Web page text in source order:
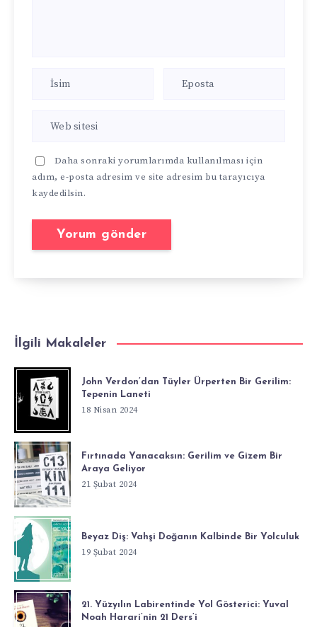
Daha sonraki yorumlarımda kullanılması için
adım, e-posta adresim ve site adresim bu tarayıcıya
kaydedilsin.
İlgili Makaleler
John Verdon’dan Tüyler Ürperten Bir Gerilim:
Tepenin Laneti
18 Nisan 2024
Fırtınada Yanacaksın: Gerilim ve Gizem Bir
Araya Geliyor
21 Şubat 2024
Beyaz Diş: Vahşi Doğanın Kalbinde Bir Yolculuk
19 Şubat 2024
21. Yüzyılın Labirentinde Yol Gösterici: Yuval
Noah Harari’nin 21 Ders’i